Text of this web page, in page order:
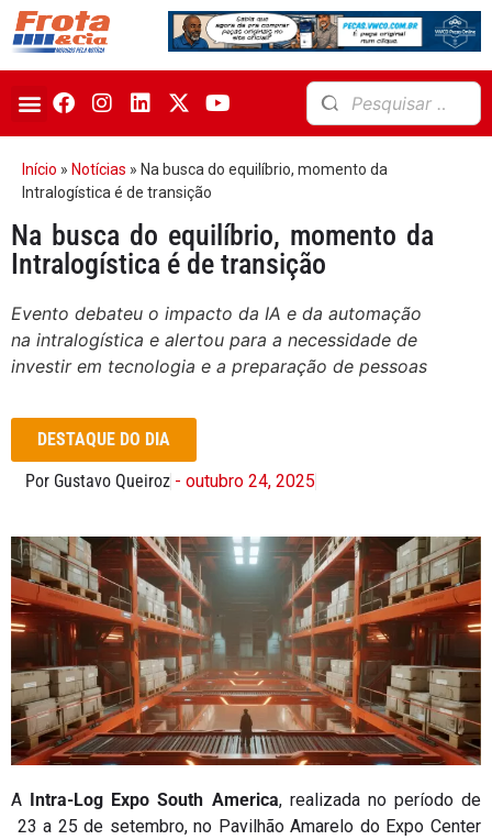
Início » Notícias » Na busca do equilíbrio, momento da
Intralogística é de transição
Na busca do equilíbrio, momento da
Intralogística é de transição
Evento debateu o impacto da IA e da automação
na intralogística e alertou para a necessidade de
investir em tecnologia e a preparação de pessoas
DESTAQUE DO DIA
Por Gustavo Queiroz - outubro 24, 2025
A Intra-Log Expo South America, realizada no período de
23 a 25 de setembro, no Pavilhão Amarelo do Expo Center